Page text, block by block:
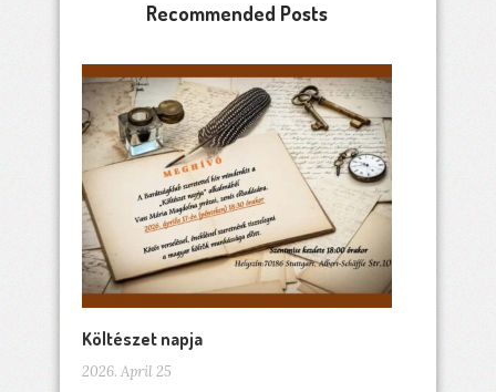
Recommended Posts
Költészet napja
2026. April 25